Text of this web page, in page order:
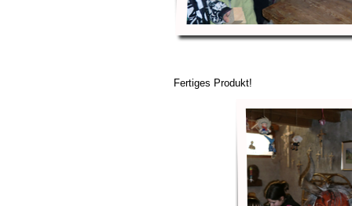
Fertiges Produkt!